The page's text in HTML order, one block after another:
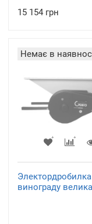
15 154 грн
Немає в
винограду